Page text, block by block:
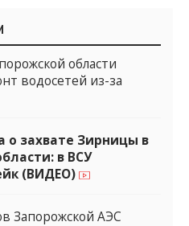
области
водосетей из-за
о захвате Зирницы в
в ВСУ
(ВИДЕО)
Запорожской АЭС